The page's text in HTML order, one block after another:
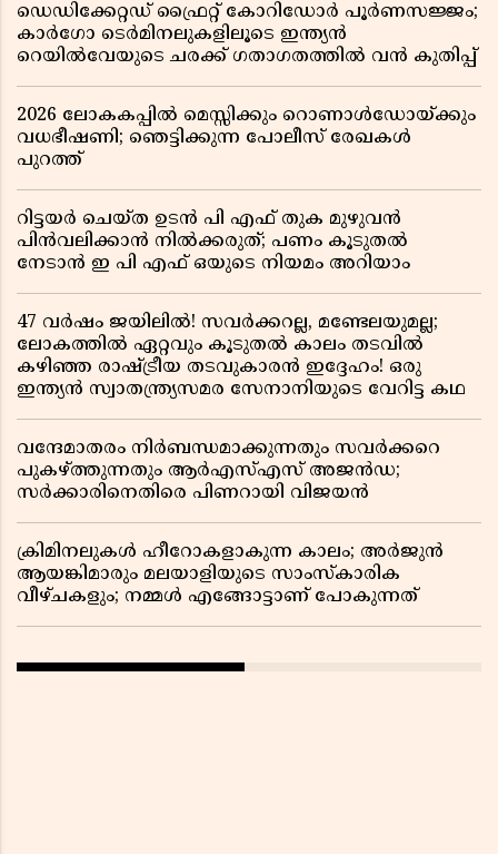
ഡെഡിക്കേറ്റഡ് ഫ്രൈറ്റ് കോറിഡോർ പൂർണസജ്ജം;
കാർഗോ ടെർമിനലുകളിലൂടെ ഇന്ത്യൻ
റെയിൽവേയുടെ ചരക്ക് ഗതാഗതത്തിൽ വൻ കുതിപ്പ്
2026 ലോകകപ്പിൽ മെസ്സിക്കും റൊണാൾഡോയ്ക്കും
വധഭീഷണി; ഞെട്ടിക്കുന്ന പോലീസ് രേഖകൾ
പുറത്ത്
റിട്ടയർ ചെയ്ത ഉടൻ പി എഫ് തുക മുഴുവൻ
പിൻവലിക്കാൻ നിൽക്കരുത്; പണം കൂടുതൽ
നേടാൻ ഇ പി എഫ് ഒയുടെ നിയമം അറിയാം
47 വർഷം ജയിലിൽ! സവർക്കറല്ല, മണ്ടേലയുമല്ല;
ലോകത്തിൽ ഏറ്റവും കൂടുതൽ കാലം തടവിൽ
കഴിഞ്ഞ രാഷ്ട്രീയ തടവുകാരൻ ഇദ്ദേഹം! ഒരു
ഇന്ത്യൻ സ്വാതന്ത്ര്യസമര സേനാനിയുടെ വേറിട്ട കഥ
വന്ദേമാതരം നിർബന്ധമാക്കുന്നതും സവർക്കറെ
പുകഴ്ത്തുന്നതും ആർഎസ്എസ് അജൻഡ;
സർക്കാരിനെതിരെ പിണറായി വിജയൻ
ക്രിമിനലുകൾ ഹീറോകളാകുന്ന കാലം; അർജുൻ
ആയങ്കിമാരും മലയാളിയുടെ സാംസ്കാരിക
വീഴ്ചകളും; നമ്മൾ എങ്ങോട്ടാണ് പോകുന്നത്